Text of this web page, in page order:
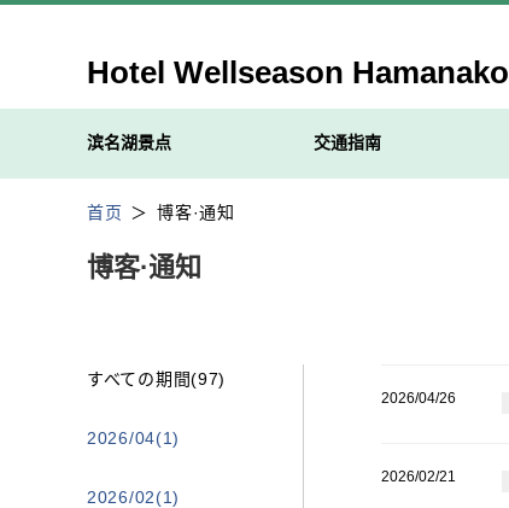
Hotel Wellseason Hamanako
滨名湖景点 交通指南
首页 博客·通知
博客·通知
すべての期間(97)
2026/04(1)
2026/02(1)
2026/04/26
2026/02/21